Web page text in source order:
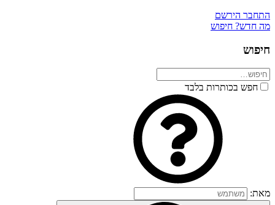
התחבר הירשם
מה חדש? חיפוש
חיפוש
חפש בכותרות בלבד
מאת: